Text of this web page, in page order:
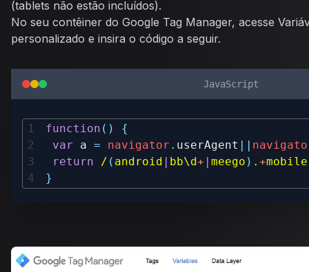
(tablets não estão incluídos).
No seu contêiner do Google Tag Manager, acesse
personalizado e insira o código a seguir.
JavaScript
function ( )
{
var a = navigator . userAgent ||
return
/ ( android | bb\d+ | meego ) . +mobile
}